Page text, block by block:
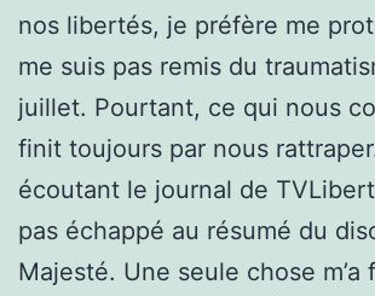
nos libertés, je préfère me
me suis pas remis du
juillet. Pourtant, ce qui nous
finit toujours par nous
écoutant le journal de
pas échappé au résumé du
Majesté. Une seule chose m’a